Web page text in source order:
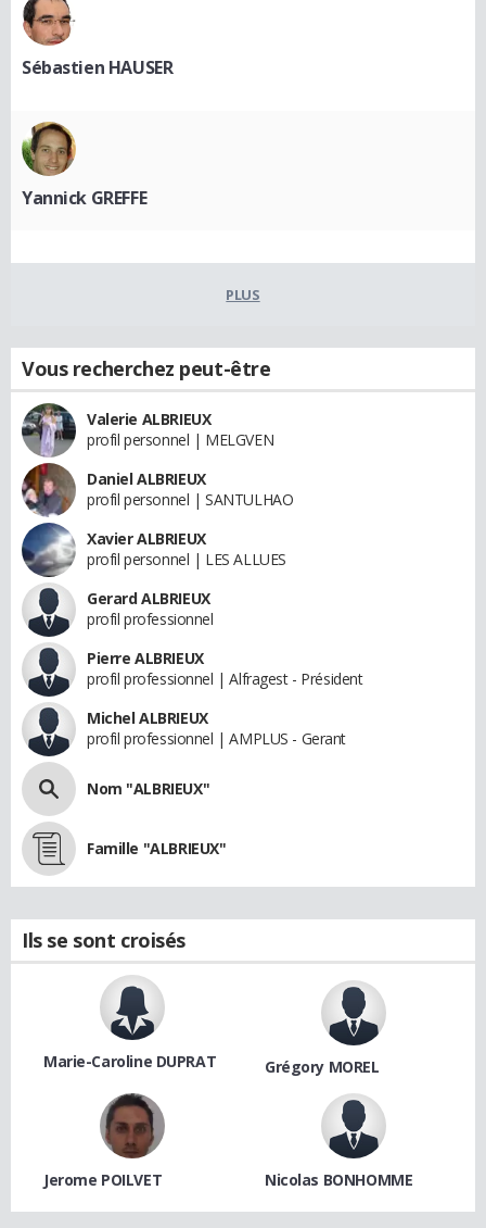
Sébastien HAUSER
Yannick GREFFE
PLUS
Vous recherchez peut-être
Valerie ALBRIEUX
profil personnel | MELGVEN
Daniel ALBRIEUX
profil personnel | SANTULHAO
Xavier ALBRIEUX
profil personnel | LES ALLUES
Gerard ALBRIEUX
profil professionnel
Pierre ALBRIEUX
profil professionnel | Alfragest - Président
Michel ALBRIEUX
profil professionnel | AMPLUS - Gerant
Nom "ALBRIEUX"
Famille "ALBRIEUX"
Ils se sont croisés
Marie-Caroline DUPRAT Grégory MOREL
Jerome POILVET Nicolas BONHOMME